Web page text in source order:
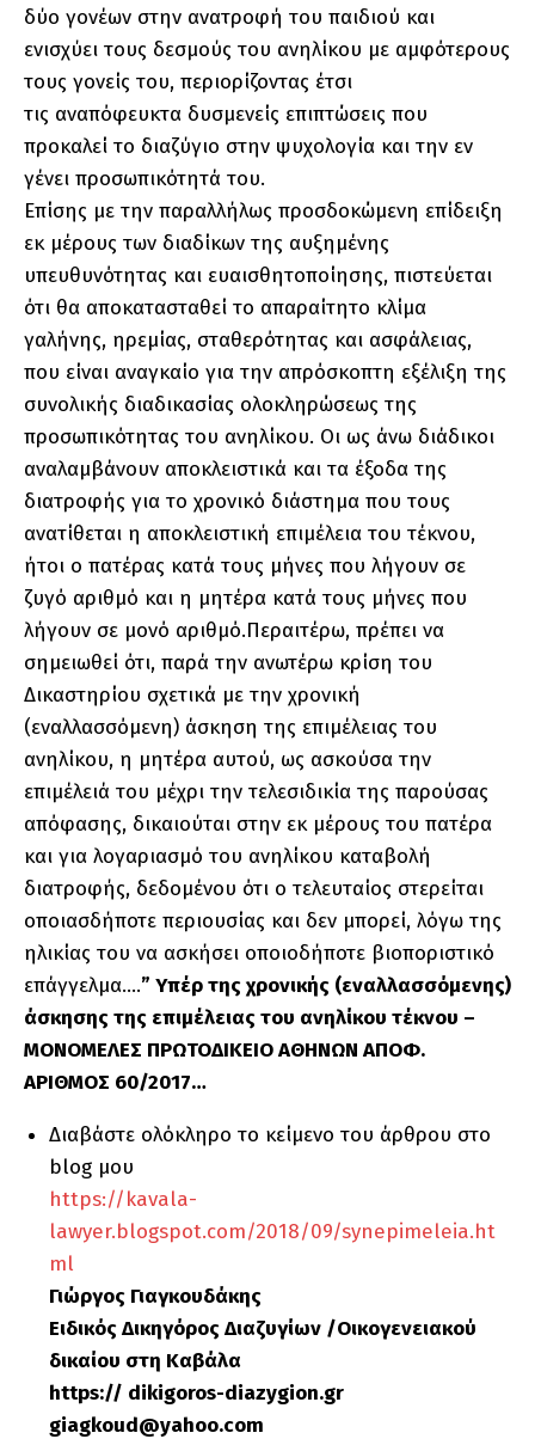
δύο γονέων στην ανατροφή του παιδιού και
ενισχύει τους δεσμούς του ανηλίκου με αμφότερους
τους γονείς του, περιορίζοντας έτσι
τις αναπόφευκτα δυσμενείς επιπτώσεις που
προκαλεί το διαζύγιο στην ψυχολογία και την εν
γένει προσωπικότητά του.
Επίσης με την παραλλήλως προσδοκώμενη επίδειξη
εκ μέρους των διαδίκων της αυξημένης
υπευθυνότητας και ευαισθητοποίησης, πιστεύεται
ότι θα αποκατασταθεί το απαραίτητο κλίμα
γαλήνης, ηρεμίας, σταθερότητας και ασφάλειας,
που είναι αναγκαίο για την απρόσκοπτη εξέλιξη της
συνολικής διαδικασίας ολοκληρώσεως της
προσωπικότητας του ανηλίκου. Οι ως άνω διάδικοι
αναλαμβάνουν αποκλειστικά και τα έξοδα της
διατροφής για το χρονικό διάστημα που τους
ανατίθεται η αποκλειστική επιμέλεια του τέκνου,
ήτοι ο πατέρας κατά τους μήνες που λήγουν σε
ζυγό αριθμό και η μητέρα κατά τους μήνες που
λήγουν σε μονό αριθμό.Περαιτέρω, πρέπει να
σημειωθεί ότι, παρά την ανωτέρω κρίση του
Δικαστηρίου σχετικά με την χρονική
(εναλλασσόμενη) άσκηση της επιμέλειας του
ανηλίκου, η μητέρα αυτού, ως ασκούσα την
επιμέλειά του μέχρι την τελεσιδικία της παρούσας
απόφασης, δικαιούται στην εκ μέρους του πατέρα
και για λογαριασμό του ανηλίκου καταβολή
διατροφής, δεδομένου ότι ο τελευταίος στερείται
οποιασδήποτε περιουσίας και δεν μπορεί, λόγω της
ηλικίας του να ασκήσει οποιοδήποτε βιοποριστικό
επάγγελμα….” Υπέρ της χρονικής (εναλλασσόμενης)
άσκησης της επιμέλειας του ανηλίκου τέκνου –
ΜΟΝΟΜΕΛΕΣ ΠΡΩΤΟΔΙΚΕΙΟ ΑΘΗΝΩΝ ΑΠΟΦ.
ΑΡΙΘΜΟΣ 60/2017…
Διαβάστε ολόκληρο το κείμενο του άρθρου στο
blog μου
https://kavala-
lawyer.blogspot.com/2018/09/synepimeleia.ht
ml
Γιώργος Γιαγκουδάκης
Ειδικός Δικηγόρος Διαζυγίων /Οικογενειακού
δικαίου στη Καβάλα
https:// dikigoros-diazygion.gr
giagkoud@yahoo.com